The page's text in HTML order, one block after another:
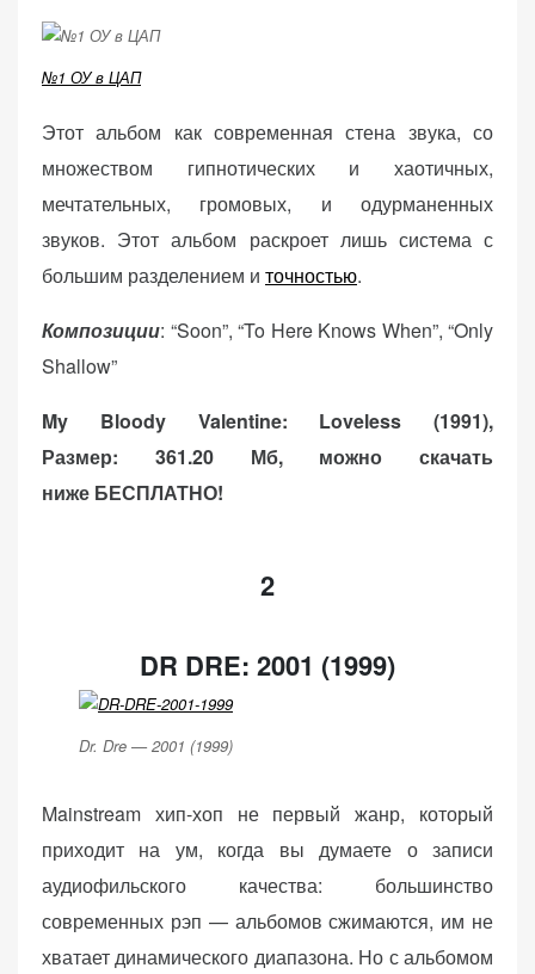
№1 ОУ в ЦАП
Этот альбом как современная стена звука, со
множеством гипнотических и хаотичных,
мечтательных, громовых, и одурманенных
звуков. Этот альбом раскроет лишь система с
большим разделением и точностью.
Композиции: “Soon”, “To Here Knows When”, “Only
Shallow”
My Bloody Valentine: Loveless (1991),
Размер: 361.20 Мб, можно скачать
ниже БЕСПЛАТНО!
2
DR DRE: 2001 (1999)
Dr. Dre — 2001 (1999)
Mainstream хип-хоп не первый жанр, который
приходит на ум, когда вы думаете о записи
аудиофильского качества: большинство
современных рэп — альбомов сжимаются, им не
хватает динамического диапазона. Но с альбомом